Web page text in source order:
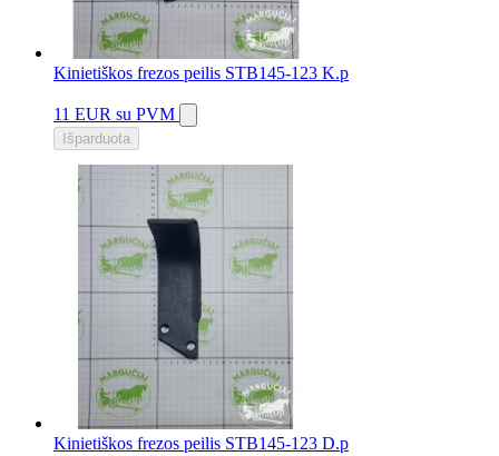
Kinietiškos frezos peilis STB145-123 K.p
11 EUR su PVM
Išparduota
Kinietiškos frezos peilis STB145-123 D.p